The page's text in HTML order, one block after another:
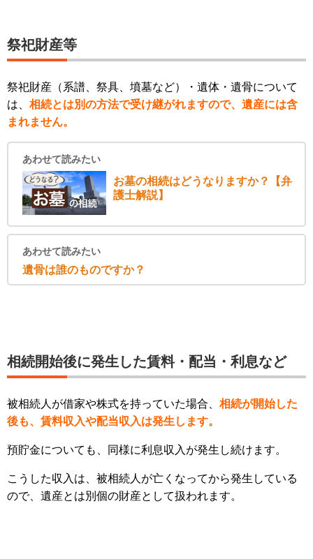
祭祀財産等
祭祀財産（系譜、祭具、墳墓など）・遺体・遺骨について
は、 相続とは別の方法で受け継がれますので、遺産には含
まれません。
あわせて読みたい
お墓の相続はどうなりますか？【弁
護士解説】
あわせて読みたい
遺骨は誰のものですか？
相続開始後に発生した賃料・配当・利息など
被相続人が借家や株式を持っていた場合、 相続が開始した
後も、賃料収入や配当収入は発生します。
預貯金についても、同様に利息収入が発生し続けます。
こうした収入は、被相続人が亡くなってから発生している
ので、遺産とは別個の財産として扱われます。